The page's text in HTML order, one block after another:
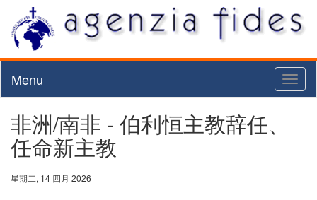
Menu
非洲/南非 - 伯利恒主教辞任、
任命新主教
星期二, 14 四月 2026